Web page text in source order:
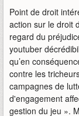
Point de droit
action sur le droit
regard du
youtuber
qu’en
contre les
campagnes de
d'engagement
gestion du jeu ».